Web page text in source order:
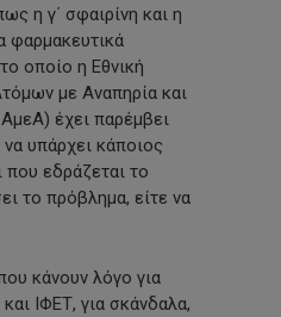
η γ΄ σφαιρίνη και η
φαρμακευτικά
οποίο η Εθνική
με Αναπηρία και
έχει παρέμβει
υπάρχει κάποιος
που εδράζεται το
το πρόβλημα, είτε να
κάνουν λόγο για
ΙΦΕΤ, για σκάνδαλα,